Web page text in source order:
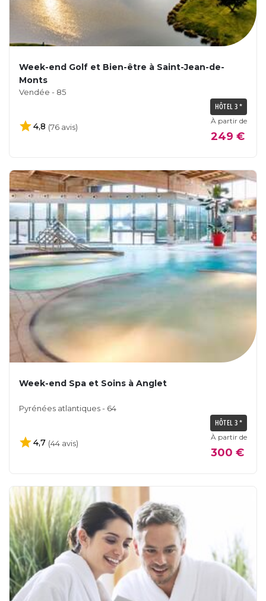
Week-end Golf et Bien-être à Saint-Jean-de-
Monts
Vendée - 85
HÔTEL 3 *
4,8 (76 avis)
À partir de
249 €
Week-end Spa et Soins à Anglet
Pyrénées atlantiques - 64
HÔTEL 3 *
4,7 (44 avis)
À partir de
300 €